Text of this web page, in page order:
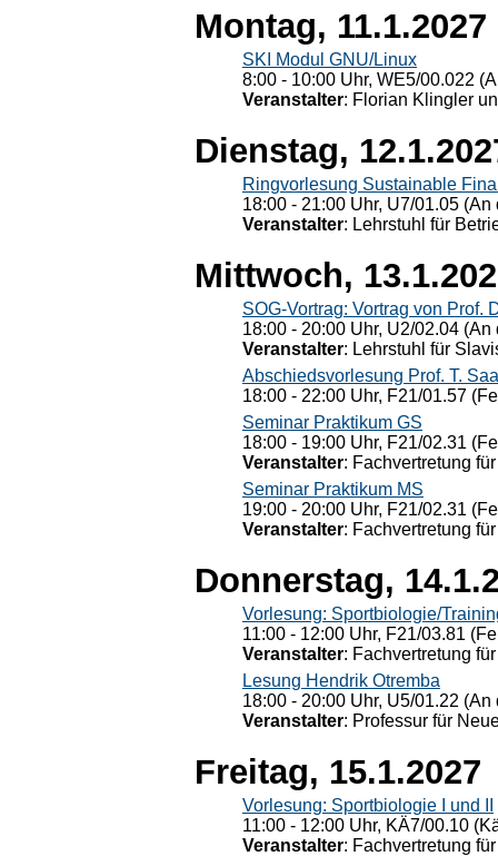
Montag, 11.1.2027
SKI Modul GNU/Linux
8:00 - 10:00 Uhr, WE5/00.022
Veranstalter: Florian Klingler
Dienstag,
Ringvorlesung Sustainable
18:00 - 21:00 Uhr, U7/01.05
Veranstalter: Lehrstuhl für
Mittwoch,
SOG-Vortrag: Vortrag von Prof.
18:00 - 20:00 Uhr, U2/02.04
Veranstalter: Lehrstuhl für
Abschiedsvorlesung Prof. T.
18:00 - 22:00 Uhr, F21/01.57
Seminar Praktikum GS
18:00 - 19:00 Uhr, F21/02.31
Veranstalter: Fachvertretung
Seminar Praktikum MS
19:00 - 20:00 Uhr, F21/02.31
Veranstalter: Fachvertretung
Donnerstag,
Vorlesung: Sportbiologie/
11:00 - 12:00 Uhr, F21/03.81
Veranstalter: Fachvertretung
Lesung Hendrik Otremba
18:00 - 20:00 Uhr, U5/01.22
Veranstalter: Professur für
Freitag, 15.1.2027
Vorlesung: Sportbiologie I und II
11:00 - 12:00 Uhr, KÄ7/00.10
Veranstalter: Fachvertretung